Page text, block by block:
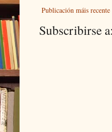
Publicación máis recente
Subscribirse a: